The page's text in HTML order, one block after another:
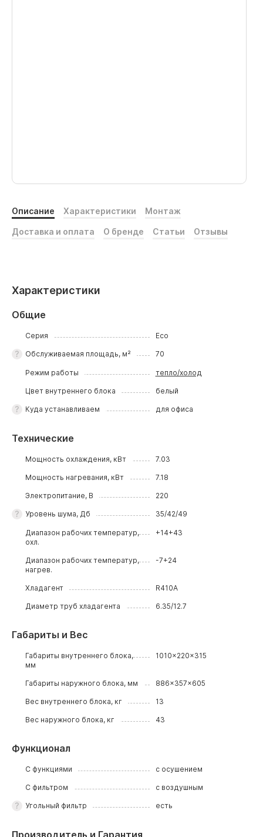
Описание Характеристики Монтаж
Доставка и оплата О бренде Статьи Отзывы
Характеристики
Общие
Серия Eco
Обслуживаемая площадь, м² 70
Режим работы тепло/холод
Цвет внутреннего блока белый
Куда устанавливаем для офиса
Технические
Мощность охлаждения, кВт 7.03
Мощность нагревания, кВт 7.18
Электропитание, В 220
Уровень шума, Дб 35/42/49
Диапазон рабочих температур,
охл.
+14+43
Диапазон рабочих температур,
нагрев.
-7+24
Хладагент R410A
Диаметр труб хладагента 6.35/12.7
Габариты и Вес
Габариты внутреннего блока,
мм
1010x220x315
Габариты наружного блока, мм 886x357x605
Вес внутреннего блока, кг 13
Вес наружного блока, кг 43
Функционал
С функциями с осушением
С фильтром с воздушным
Угольный фильтр есть
Производитель и Гарантия